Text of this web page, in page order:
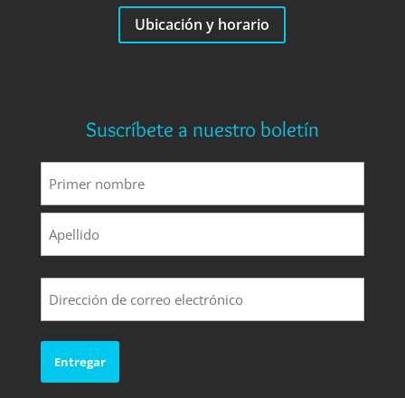
Ubicación y horario
Suscríbete a nuestro boletín
(Requerido)